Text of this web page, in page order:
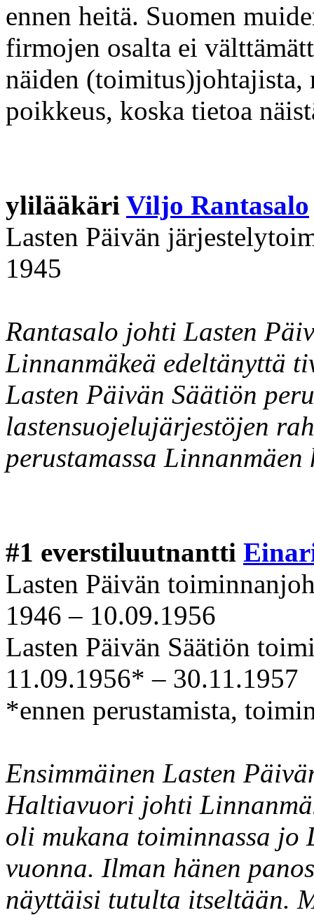
ennen heitä. Suomen
firmojen osalta ei
näiden (toimitus)johtajista,
poikkeus, koska tietoa
ylilääkäri Viljo Rantasalo
Lasten Päivän
1945
Rantasalo johti Lasten
Linnanmäkeä edeltänyttä
Lasten Päivän Säätiön
lastensuojelujärjestöjen
perustamassa
#1 everstiluutnantti
Lasten Päivän
1946 – 10.09.1956
Lasten Päivän Säätiön
11.09.1956* – 30.11.1957
*ennen perustamista,
Ensimmäinen Lasten
Haltiavuori johti
oli mukana toiminnassa jo
vuonna. Ilman hänen
näyttäisi tutulta itseltään.